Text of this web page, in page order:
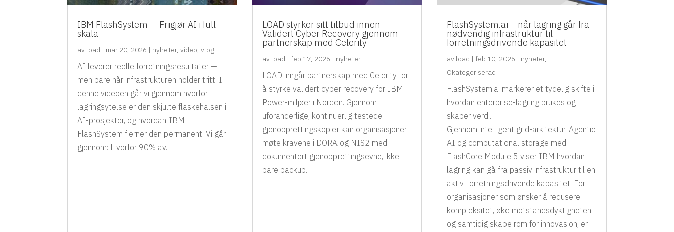
IBM FlashSystem — Frigjør AI i full
skala
av load | mar 20, 2026 | nyheter,video,vlog
AI leverer reelle forretningsresultater —
men bare når infrastrukturen holder tritt. I
denne videoen går vi gjennom hvorfor
lagringsytelse er den skjulte flaskehalsen i
AI-prosjekter, og hvordan IBM
FlashSystem fjerner den permanent. Vi går
gjennom: Hvorfor 90% av...
LOAD styrker sitt tilbud innen
Validert Cyber Recovery gjennom
partnerskap med Celerity
av load | feb 17, 2026 | nyheter
LOAD inngår partnerskap med Celerity for
å styrke validert cyber recovery for IBM
Power-miljøer i Norden. Gjennom
uforanderlige, kontinuerlig testede
gjenopprettingskopier kan organisasjoner
møte kravene i DORA og NIS2 med
dokumentert gjenopprettingsevne, ikke
bare backup.
FlashSystem.ai – når lagring går fra
nødvendig infrastruktur til
forretningsdrivende kapasitet
av load | feb 10, 2026 | nyheter,
Okategoriserad
FlashSystem.ai markerer et tydelig skifte i
hvordan enterprise-lagring brukes og
skaper verdi.
Gjennom intelligent grid-arkitektur, Agentic
AI og computational storage med
FlashCore Module 5 viser IBM hvordan
lagring kan gå fra passiv infrastruktur til en
aktiv, forretningsdrivende kapasitet. For
organisasjoner som ønsker å redusere
kompleksitet, øke motstandsdyktigheten
og samtidig skape rom for innovasjon, er